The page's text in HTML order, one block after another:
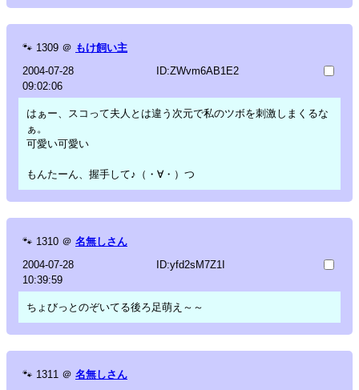
🐾 1309 ＠ もけ飼い主
2004-07-28
09:02:06
ID:ZWvm6AB1E2
はぁー、スコって夫人とは違う次元で私のツボを刺激しまくるな
ぁ。
可愛い可愛い
もんたーん、握手して♪（・∀・）つ
🐾 1310 ＠ 名無しさん
2004-07-28
10:39:59
ID:yfd2sM7Z1I
ちょびっとのぞいてる後ろ足萌え～～
🐾 1311 ＠ 名無しさん